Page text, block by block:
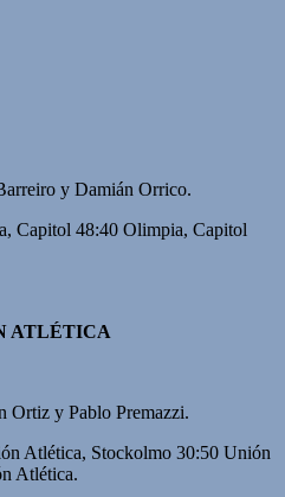
y Damián Orrico.
Capitol 48:40 Olimpia, Capitol
ATLÉTICA
Ortiz y Pablo Premazzi.
Atlética, Stockolmo 30:50 Unión
Atlética.